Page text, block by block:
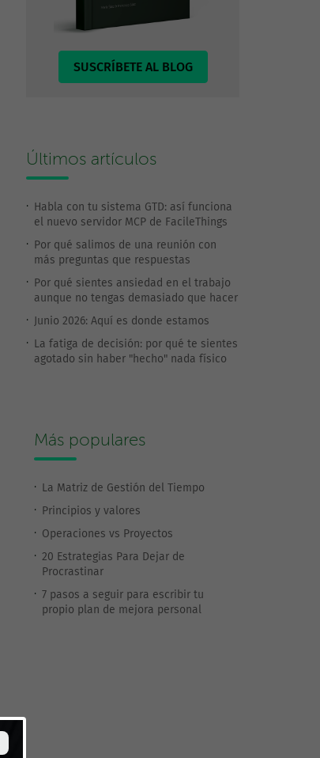
SUSCRÍBETE AL BLOG
Últimos artículos
Habla con tu sistema GTD: así funciona
el nuevo servidor MCP de FacileThings
Por qué salimos de una reunión con
más preguntas que respuestas
Por qué sientes ansiedad en el trabajo
aunque no tengas demasiado que hacer
Junio 2026: Aquí es donde estamos
La fatiga de decisión: por qué te sientes
agotado sin haber "hecho" nada físico
Más populares
La Matriz de Gestión del Tiempo
Principios y valores
Operaciones vs Proyectos
20 Estrategias Para Dejar de
Procrastinar
7 pasos a seguir para escribir tu
propio plan de mejora personal